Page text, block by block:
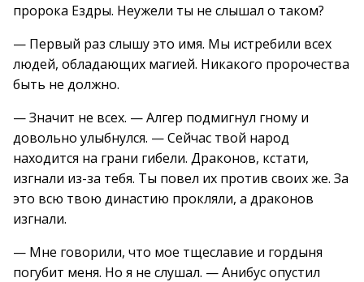
пророка Ездры. Неужели ты не слышал о таком?
— Первый раз слышу это имя. Мы истребили всех
людей, обладающих магией. Никакого пророчества
быть не должно.
— Значит не всех. — Алгер подмигнул гному и
довольно улыбнулся. — Сейчас твой народ
находится на грани гибели. Драконов, кстати,
изгнали из-за тебя. Ты повел их против своих же. За
это всю твою династию прокляли, а драконов
изгнали.
— Мне говорили, что мое тщеславие и гордыня
погубит меня. Но я не слушал. — Анибус опустил